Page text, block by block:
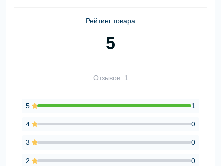
Рейтинг товара
5
Отзывов: 1
5 1
4 0
3 0
2 0